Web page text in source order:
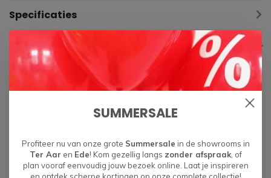
Specificaties
Gerelateerde producten
SUMMERSALE
Profiteer nu van onze grote Summersale in de showrooms in
Ter Aar en Ede! Kom gezellig langs zonder afspraak, of
plan vooraf eenvoudig jouw bezoek online. Laat je inspireren
en ontdek scherpe kortingen op onze complete collectie!